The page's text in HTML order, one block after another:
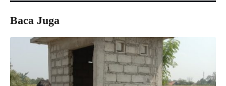
Baca Juga